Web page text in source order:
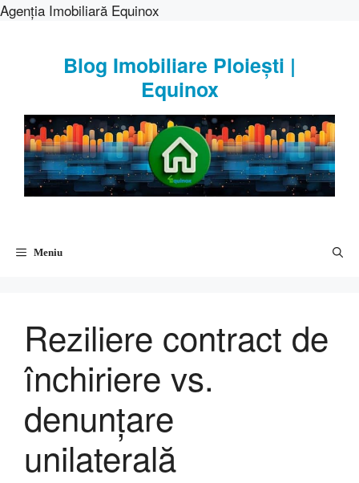
Agenția Imobiliară Equinox
Blog Imobiliare Ploiești |
Equinox
Meniu
Reziliere contract de
închiriere vs.
denunțare
unilaterală